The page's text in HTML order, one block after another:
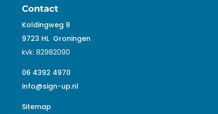
Contact
Koldingweg 9
9723 HL Groningen
kvk: 82982090
06 4392 4970
info@sign-up.nl
Sitemap